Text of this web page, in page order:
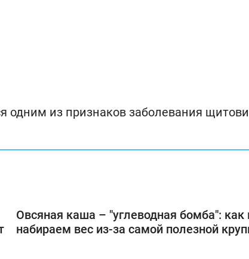
одним из признаков заболевания
Овсяная каша – "углеводная бомба":
набираем вес из-за самой полезной